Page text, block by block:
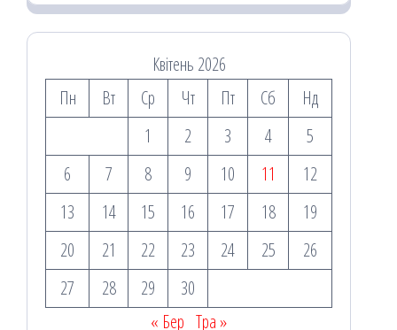
Квітень 2026
Пн
Вт Ср Чт Пт Сб
Нд
1
2 3 4
5
6
7 8 9 10 11
12
13
14 15 16 17 18
19
20
21 22 23 24 25
26
27
28 29
30
« Бер Тра »